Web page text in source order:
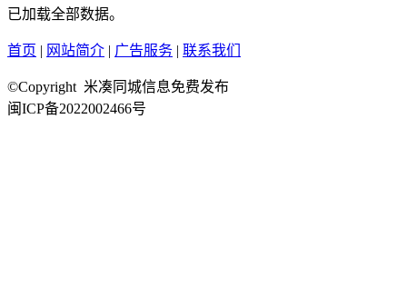
已加载全部数据。
首页 | 网站简介 | 广告服务 | 联系我们
©Copyright 米凑同城信息免费发布
闽ICP备2022002466号